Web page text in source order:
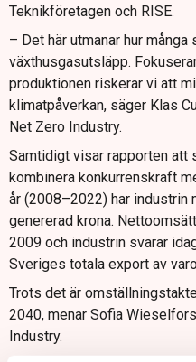
Teknikföretagen och RISE.
– Det här utmanar hur
växthusgasutsläpp.
produktionen riskerar vi att
klimatpåverkan, säger Klas
Net Zero Industry.
Samtidigt visar rapporten att
kombinera konkurrenskraft
år (2008–2022) har industrin
genererad krona.
2009 och industrin svarar
Sveriges totala export av
Trots det är
2040, menar Sofia
Industry.